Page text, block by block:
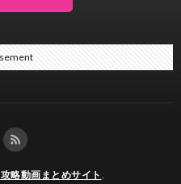
略動画まとめサイト .